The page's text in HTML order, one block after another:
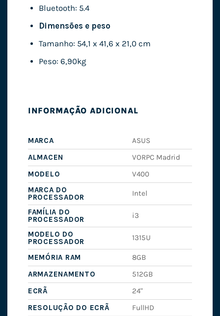
Bluetooth: 5.4
Dimensões e peso
Tamanho: 54,1 x 41,6 x 21,0 cm
Peso: 6,90kg
INFORMAÇÃO ADICIONAL
MARCA
ASUS
ALMACEN
VORPC Madrid
MODELO
V400
MARCA DO
PROCESSADOR
Intel
FAMÍLIA DO
PROCESSADOR
i3
MODELO DO
PROCESSADOR
1315U
MEMÓRIA RAM
8GB
ARMAZENAMENTO
512GB
ECRÃ
24"
RESOLUÇÃO DO ECRÃ
FullHD